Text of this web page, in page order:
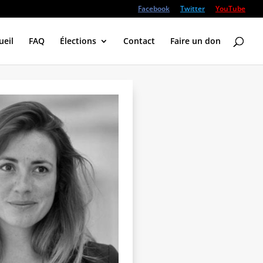
Facebook Twitter YouTube
FAQ Élections Contact Faire un don